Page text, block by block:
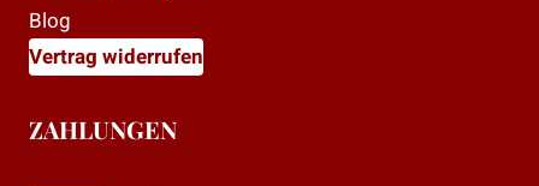
Blog
Vertrag widerrufen
ZAHLUNGEN